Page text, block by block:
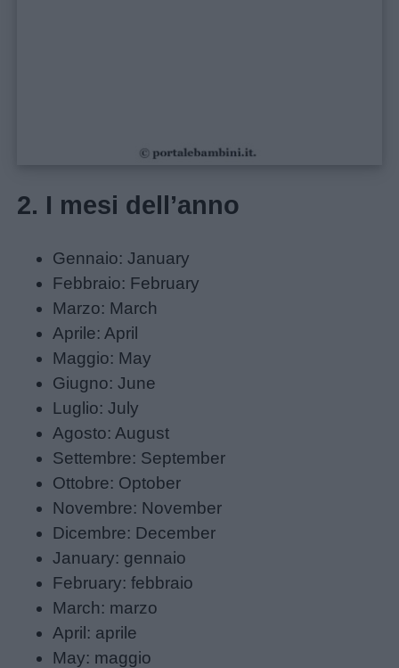
Auguri
Barzellette
Educazione
positiva
2. I mesi dell’anno
Gennaio: January
Febbraio: February
Marzo: March
Aprile: April
Maggio: May
Giugno: June
Luglio: July
Agosto: August
Settembre: September
Ottobre: Optober
Novembre: November
Dicembre: December
January: gennaio
February: febbraio
March: marzo
April: aprile
May: maggio